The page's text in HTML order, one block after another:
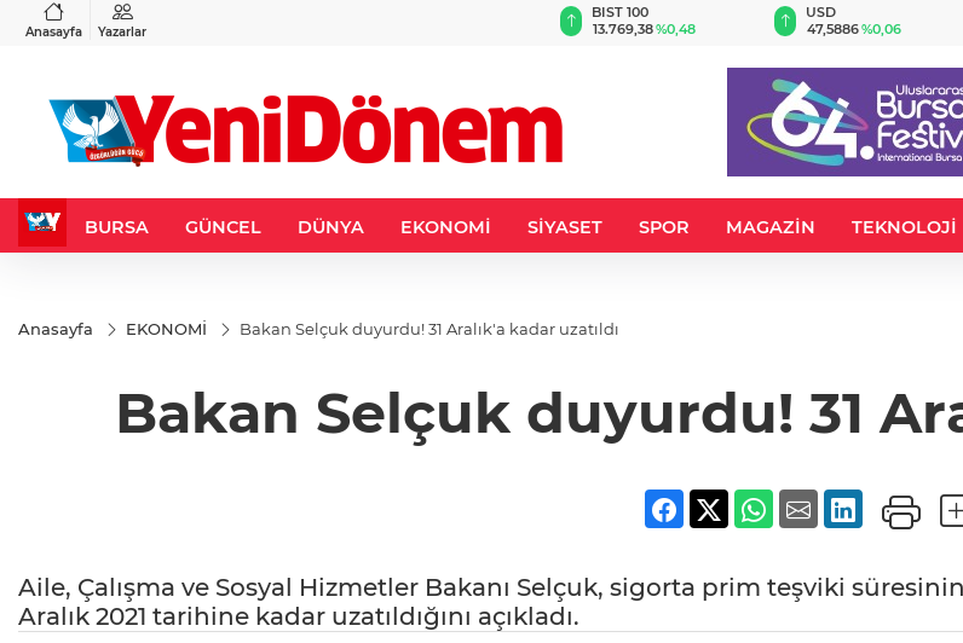
Anasayfa Yazarlar
%0,37
BIST 100
13.769,38%0,48
USD
47,5886%0,06
BURSA GÜNCEL DÜNYA EKONOMİ SİYASET SPOR MAGAZİN TEKNOLOJİ
Anasayfa EKONOMİ Bakan Selçuk duyurdu! 31 Aralık'a kadar uzatıldı
Bakan Selçuk duyurdu! 31
Aile, Çalışma ve Sosyal Hizmetler Bakanı Selçuk, sigorta prim teşviki süresinin
Aralık 2021 tarihine kadar uzatıldığını açıkladı.